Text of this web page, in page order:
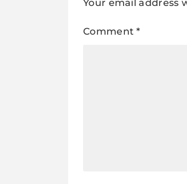
Your email address
Comment*